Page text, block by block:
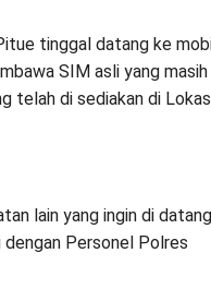
tinggal datang ke
SIM asli yang masih
telah di sediakan di
lain yang ingin di
Personel Polres